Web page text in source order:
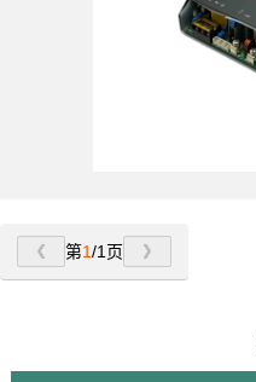
第1/1页